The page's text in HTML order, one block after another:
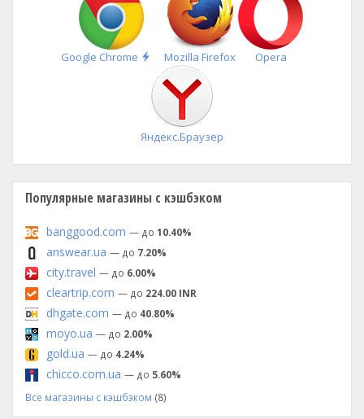
Google Chrome
Быстрая
установка
Mozilla Firefox Opera
Яндекс.Браузер
Популярные магазины с кэшбэком
banggood.com — до 10.40%
answear.ua — до 7.20%
city.travel — до 6.00%
cleartrip.com — до 224.00 INR
dhgate.com — до 40.80%
moyo.ua — до 2.00%
gold.ua — до 4.24%
chicco.com.ua — до 5.60%
Все магазины с кэшбэком (8)